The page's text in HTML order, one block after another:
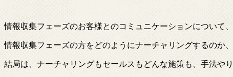
情報収集フェーズのお客様とのコミュニケーションについて
情報収集フェーズの方をどのようにナーチャリングするのか
結局は、ナーチャリングもセールスもどんな施策も、手法や